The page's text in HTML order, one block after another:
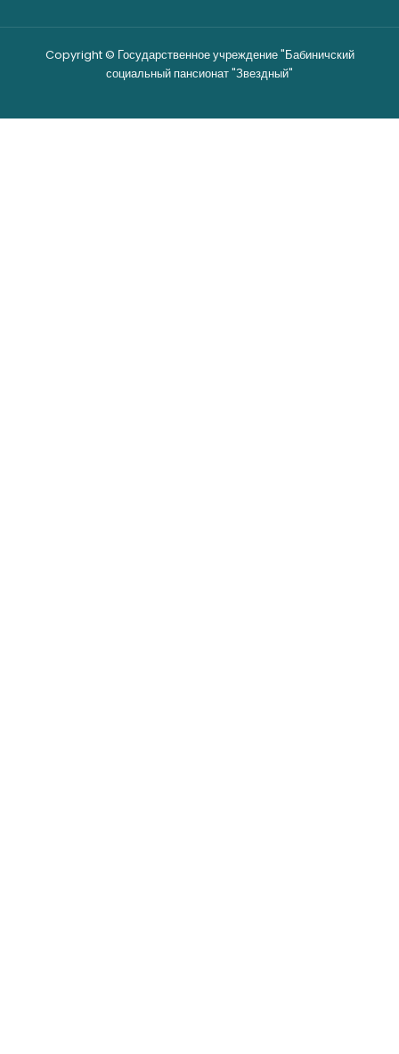
Copyright © Государственное учреждение "Бабиничский
социальный пансионат "Звездный"